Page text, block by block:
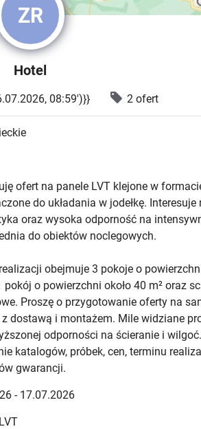
ZR
Hotel
08:59')}} 2 ofert
ofert na panele LVT klejone w
do układania w jodełkę.
oraz wysoka odporność na
do obiektów noclegowych.
obejmuje 3 pokoje o
pokój o powierzchni około 40 m² oraz
Proszę o przygotowanie oferty na
dostawą i montażem. Mile widziane
odporności na ścieranie i
katalogów, próbek, cen, terminu
gwarancji.
- 17.07.2026